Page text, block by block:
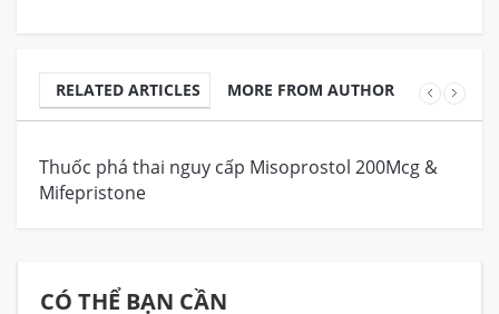
RELATED ARTICLES MORE FROM AUTHOR
Thuốc phá thai nguy cấp Misoprostol 200Mcg &
Mifepristone
CÓ THỂ BẠN CẦN